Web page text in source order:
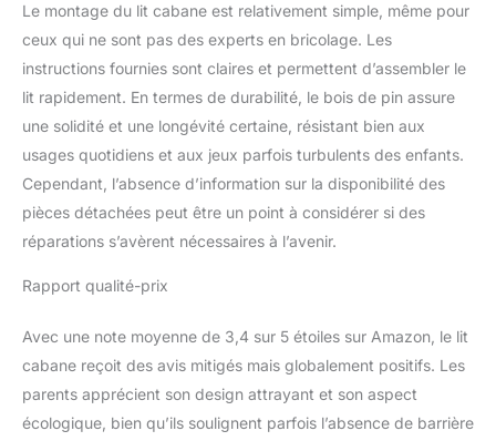
comme coin lecture ou
maison de jeu. Idéal pour
vos petits. Le sommier à
lattes sert de base stable
pour le matelas et peut
supporter de
nombreuses heures de
jeu.
Le montage du lit cabane est relativement simple, même pour
ceux qui ne sont pas des experts en bricolage. Les
instructions fournies sont claires et permettent d’assembler le
lit rapidement. En termes de durabilité, le bois de pin assure
une solidité et une longévité certaine, résistant bien aux
usages quotidiens et aux jeux parfois turbulents des enfants.
Cependant, l’absence d’information sur la disponibilité des
pièces détachées peut être un point à considérer si des
réparations s’avèrent nécessaires à l’avenir.
Rapport qualité-prix
Avec une note moyenne de 3,4 sur 5 étoiles sur Amazon, le lit
cabane reçoit des avis mitigés mais globalement positifs. Les
parents apprécient son design attrayant et son aspect
écologique, bien qu’ils soulignent parfois l’absence de barrière